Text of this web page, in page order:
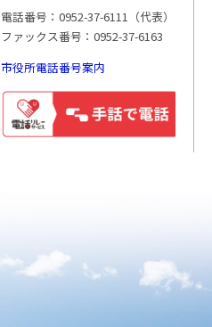
電話番号：0952-37-6111（代表）
ファックス番号：0952-37-6163
市役所電話番号案内